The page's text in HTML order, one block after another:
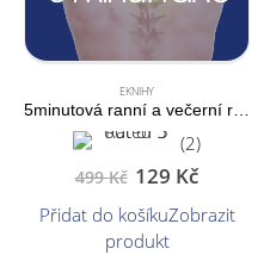
EKNIHY
(2)
499Kč 129 Kč
Přidat do košíkuZobrazit
produkt